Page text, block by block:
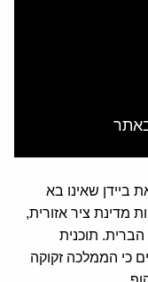
שאינו בא
מדינת ציר אזורית,
תוכנית
כי הממלכה זקוקה